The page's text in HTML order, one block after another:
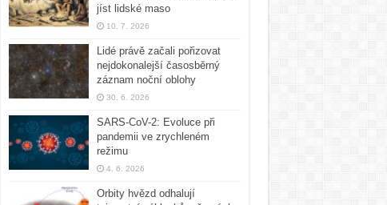
jíst lidské maso
10. 7. 2026
Lidé právě začali pořizovat
nejdokonalejší časosběrný
záznam noční oblohy
30. 6. 2026
SARS-CoV-2: Evoluce při
pandemii ve zrychleném
režimu
4. 6. 2026
Orbity hvězd odhalují